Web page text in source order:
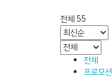
전체 55
전체
프로모션